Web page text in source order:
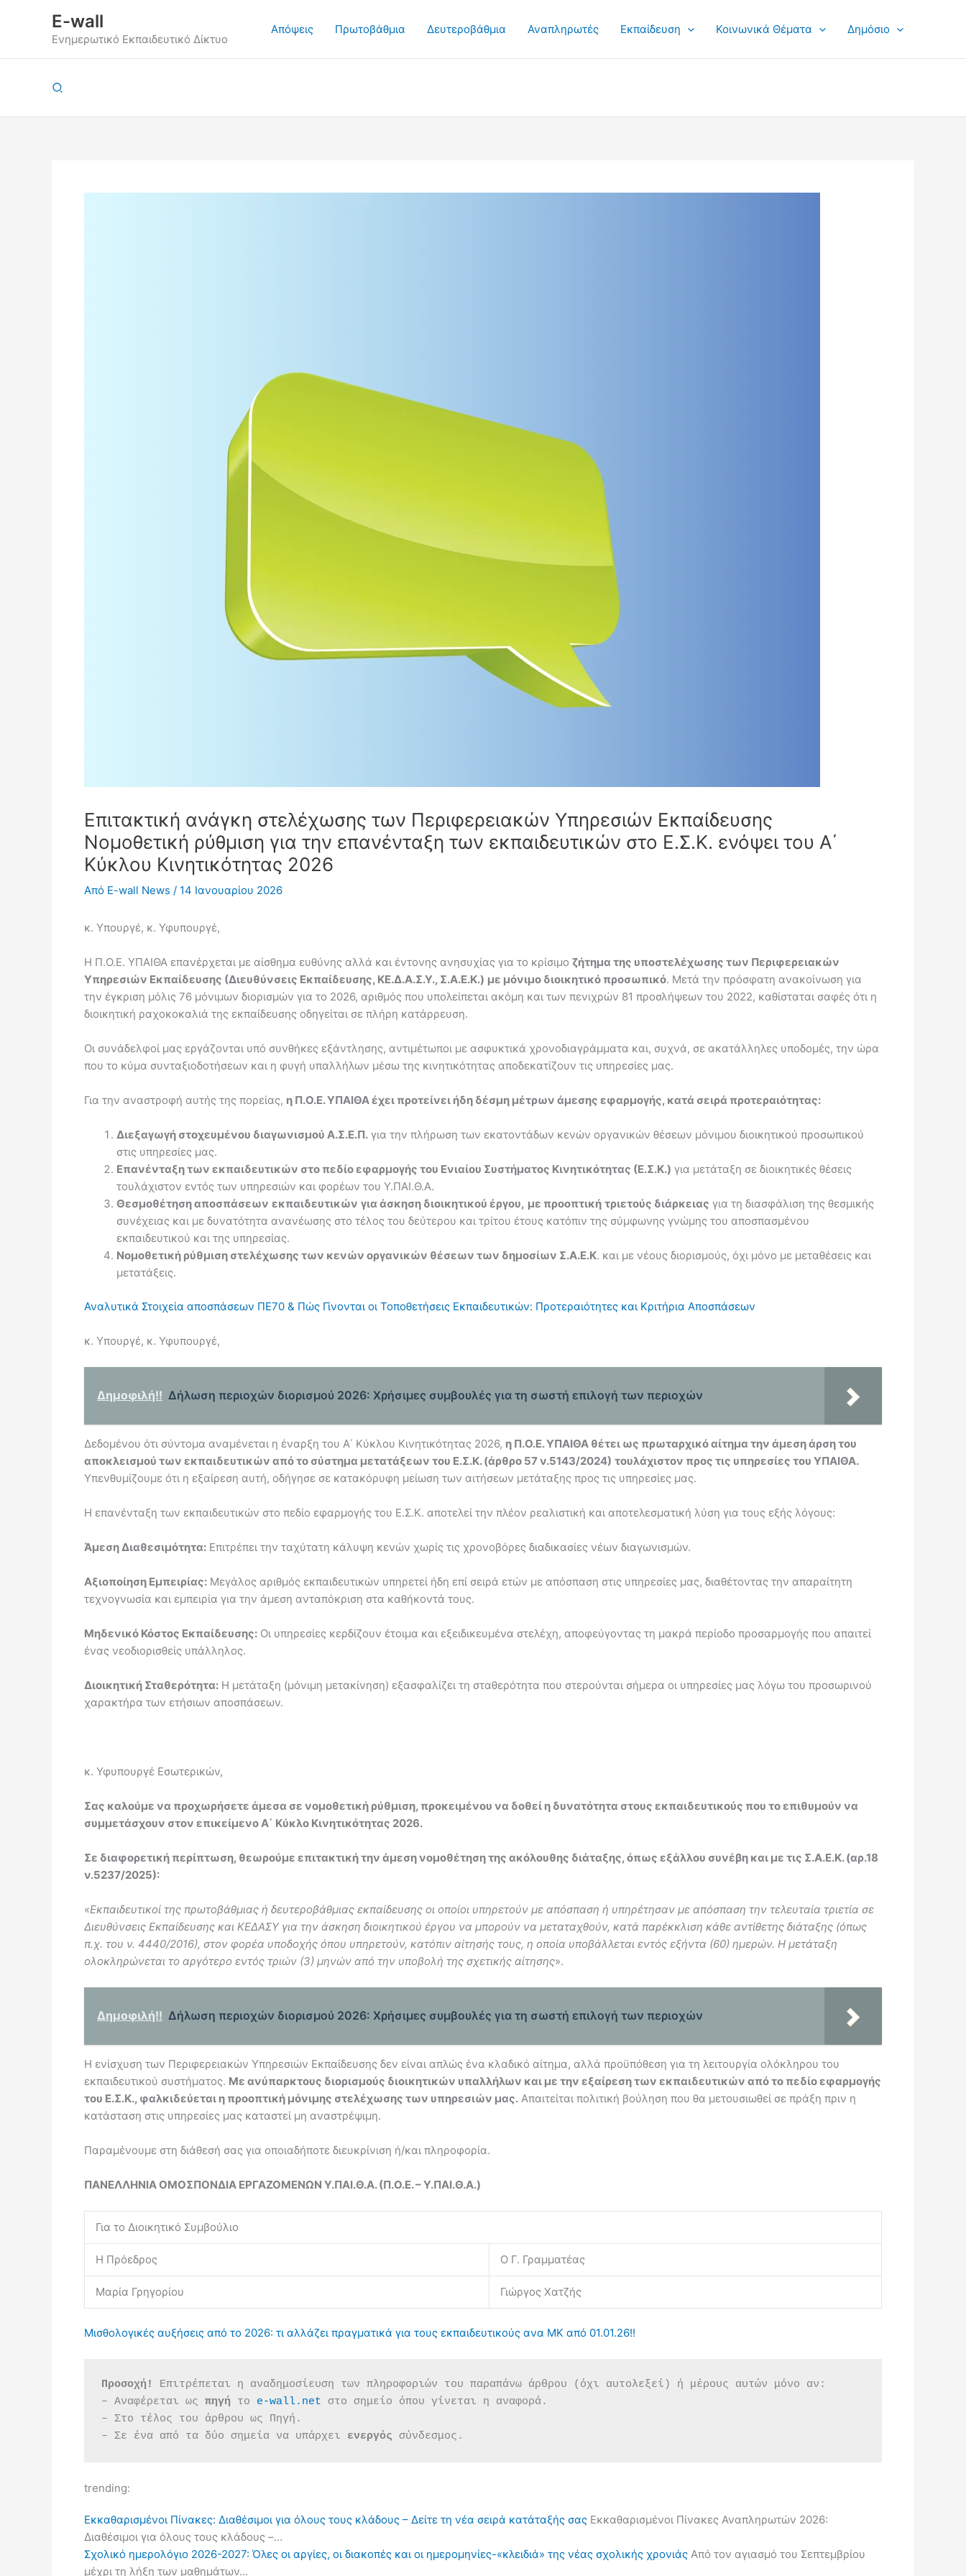
περιεχόμενο
E-wall
Ενημερωτικό Εκπαιδευτικό Δίκτυο
Απόψεις Πρωτοβάθμια Δευτεροβάθμια Αναπληρωτές Εκπαίδευση Κοινωνικά Θέματα Δημόσιο
Αναζήτηση
Επιτακτική ανάγκη στελέχωσης των Περιφερειακών Υπηρεσιών Εκπαίδευσης
Νομοθετική ρύθμιση για την επανένταξη των εκπαιδευτικών στο Ε.Σ.Κ. ενόψει του Α΄
Κύκλου Κινητικότητας 2026
Από E-wall News / 14 Ιανουαρίου 2026
κ. Υπουργέ, κ. Υφυπουργέ,
Η Π.Ο.Ε. ΥΠΑΙΘΑ επανέρχεται με αίσθημα ευθύνης αλλά και έντονης ανησυχίας για το κρίσιμο ζήτημα της υποστελέχωσης των Περιφερειακών
Υπηρεσιών Εκπαίδευσης (Διευθύνσεις Εκπαίδευσης, ΚΕ.Δ.Α.Σ.Υ., Σ.Α.Ε.Κ.) με μόνιμο διοικητικό προσωπικό. Μετά την πρόσφατη ανακοίνωση για
την έγκριση μόλις 76 μόνιμων διορισμών για το 2026, αριθμός που υπολείπεται ακόμη και των πενιχρών 81 προσλήψεων του 2022, καθίσταται σαφές ότι η
διοικητική ραχοκοκαλιά της εκπαίδευσης οδηγείται σε πλήρη κατάρρευση.
Οι συνάδελφοί μας εργάζονται υπό συνθήκες εξάντλησης, αντιμέτωποι με ασφυκτικά χρονοδιαγράμματα και, συχνά, σε ακατάλληλες υποδομές, την ώρα
που το κύμα συνταξιοδοτήσεων και η φυγή υπαλλήλων μέσω της κινητικότητας αποδεκατίζουν τις υπηρεσίες μας.
Για την αναστροφή αυτής της πορείας, η Π.Ο.Ε. ΥΠΑΙΘΑ έχει προτείνει ήδη δέσμη μέτρων άμεσης εφαρμογής, κατά σειρά προτεραιότητας:
Διεξαγωγή στοχευμένου διαγωνισμού Α.Σ.Ε.Π. για την πλήρωση των εκατοντάδων κενών οργανικών θέσεων μόνιμου διοικητικού προσωπικού
στις υπηρεσίες μας.
Επανένταξη των εκπαιδευτικών στο πεδίο εφαρμογής του Ενιαίου Συστήματος Κινητικότητας (Ε.Σ.Κ.) για μετάταξη σε διοικητικές θέσεις
τουλάχιστον εντός των υπηρεσιών και φορέων του Υ.ΠΑΙ.Θ.Α.
Θεσμοθέτηση αποσπάσεων εκπαιδευτικών για άσκηση διοικητικού έργου, με προοπτική τριετούς διάρκειας για τη διασφάλιση της θεσμικής
συνέχειας και με δυνατότητα ανανέωσης στο τέλος του δεύτερου και τρίτου έτους κατόπιν της σύμφωνης γνώμης του αποσπασμένου
εκπαιδευτικού και της υπηρεσίας.
Νομοθετική ρύθμιση στελέχωσης των κενών οργανικών θέσεων των δημοσίων Σ.Α.Ε.Κ. και με νέους διορισμούς, όχι μόνο με μεταθέσεις και
μετατάξεις.
Αναλυτικά Στοιχεία αποσπάσεων ΠΕ70 & Πώς Γίνονται οι Τοποθετήσεις Εκπαιδευτικών: Προτεραιότητες και Κριτήρια Αποσπάσεων
κ. Υπουργέ, κ. Υφυπουργέ,
Δημοφιλή!! Δήλωση περιοχών διορισμού 2026: Χρήσιμες συμβουλές για τη σωστή επιλογή των περιοχών
Δεδομένου ότι σύντομα αναμένεται η έναρξη του Α΄ Κύκλου Κινητικότητας 2026, η Π.Ο.Ε. ΥΠΑΙΘΑ θέτει ως πρωταρχικό αίτημα την άμεση άρση του
αποκλεισμού των εκπαιδευτικών από το σύστημα μετατάξεων του Ε.Σ.Κ. (άρθρο 57 ν.5143/2024) τουλάχιστον προς τις υπηρεσίες του ΥΠΑΙΘΑ.
Υπενθυμίζουμε ότι η εξαίρεση αυτή, οδήγησε σε κατακόρυφη μείωση των αιτήσεων μετάταξης προς τις υπηρεσίες μας.
Η επανένταξη των εκπαιδευτικών στο πεδίο εφαρμογής του Ε.Σ.Κ. αποτελεί την πλέον ρεαλιστική και αποτελεσματική λύση για τους εξής λόγους:
Άμεση Διαθεσιμότητα: Επιτρέπει την ταχύτατη κάλυψη κενών χωρίς τις χρονοβόρες διαδικασίες νέων διαγωνισμών.
Αξιοποίηση Εμπειρίας: Μεγάλος αριθμός εκπαιδευτικών υπηρετεί ήδη επί σειρά ετών με απόσπαση στις υπηρεσίες μας, διαθέτοντας την απαραίτητη
τεχνογνωσία και εμπειρία για την άμεση ανταπόκριση στα καθήκοντά τους.
Μηδενικό Κόστος Εκπαίδευσης: Οι υπηρεσίες κερδίζουν έτοιμα και εξειδικευμένα στελέχη, αποφεύγοντας τη μακρά περίοδο προσαρμογής που απαιτεί
ένας νεοδιορισθείς υπάλληλος.
Διοικητική Σταθερότητα: Η μετάταξη (μόνιμη μετακίνηση) εξασφαλίζει τη σταθερότητα που στερούνται σήμερα οι υπηρεσίες μας λόγω του προσωρινού
χαρακτήρα των ετήσιων αποσπάσεων.
κ. Υφυπουργέ Εσωτερικών,
Σας καλούμε να προχωρήσετε άμεσα σε νομοθετική ρύθμιση, προκειμένου να δοθεί η δυνατότητα στους εκπαιδευτικούς που το επιθυμούν να
συμμετάσχουν στον επικείμενο Α΄ Κύκλο Κινητικότητας 2026.
Σε διαφορετική περίπτωση, θεωρούμε επιτακτική την άμεση νομοθέτηση της ακόλουθης διάταξης, όπως εξάλλου συνέβη και με τις Σ.Α.Ε.Κ. (αρ.18
ν.5237/2025):
«Εκπαιδευτικοί της πρωτοβάθμιας ή δευτεροβάθμιας εκπαίδευσης οι οποίοι υπηρετούν με απόσπαση ή υπηρέτησαν με απόσπαση την τελευταία τριετία σε
Διευθύνσεις Εκπαίδευσης και ΚΕΔΑΣΥ για την άσκηση διοικητικού έργου να μπορούν να μεταταχθούν, κατά παρέκκλιση κάθε αντίθετης διάταξης (όπως
π.χ. του ν. 4440/2016), στον φορέα υποδοχής όπου υπηρετούν, κατόπιν αίτησής τους, η οποία υποβάλλεται εντός εξήντα (60) ημερών. Η μετάταξη
ολοκληρώνεται το αργότερο εντός τριών (3) μηνών από την υποβολή της σχετικής αίτησης».
Δημοφιλή!! Δήλωση περιοχών διορισμού 2026: Χρήσιμες συμβουλές για τη σωστή επιλογή των περιοχών
Η ενίσχυση των Περιφερειακών Υπηρεσιών Εκπαίδευσης δεν είναι απλώς ένα κλαδικό αίτημα, αλλά προϋπόθεση για τη λειτουργία ολόκληρου του
εκπαιδευτικού συστήματος. Με ανύπαρκτους διορισμούς διοικητικών υπαλλήλων και με την εξαίρεση των εκπαιδευτικών από το πεδίο εφαρμογής
του Ε.Σ.Κ., φαλκιδεύεται η προοπτική μόνιμης στελέχωσης των υπηρεσιών μας. Απαιτείται πολιτική βούληση που θα μετουσιωθεί σε πράξη πριν η
κατάσταση στις υπηρεσίες μας καταστεί μη αναστρέψιμη.
Παραμένουμε στη διάθεσή σας για οποιαδήποτε διευκρίνιση ή/και πληροφορία.
ΠΑΝΕΛΛΗΝΙΑ ΟΜΟΣΠΟΝΔΙΑ ΕΡΓΑΖΟΜΕΝΩΝ Υ.ΠΑΙ.Θ.Α. (Π.Ο.Ε. – Υ.ΠΑΙ.Θ.Α.)
Για το Διοικητικό Συμβούλιο
Η Πρόεδρος Ο Γ. Γραμματέας
Μαρία Γρηγορίου Γιώργος Χατζής
Μισθολογικές αυξήσεις από το 2026: τι αλλάζει πραγματικά για τους εκπαιδευτικούς ανα ΜΚ από 01.01.26!!
Προσοχή!
Επιτρέπεται η αναδημοσίευση των πληροφοριών του παραπάνω άρθρου (όχι αυτολεξεί) ή μέρους αυτών μόνο αν:
– Αναφέρεται ως πηγή το e-wall.net στο σημείο όπου γίνεται η αναφορά.
– Στο τέλος του άρθρου ως Πηγή.
– Σε ένα από τα δύο σημεία να υπάρχει ενεργός σύνδεσμος.
trending:
Εκκαθαρισμένοι Πίνακες: Διαθέσιμοι για όλους τους κλάδους – Δείτε τη νέα σειρά κατάταξής σας Εκκαθαρισμένοι Πίνακες Αναπληρωτών 2026:
Διαθέσιμοι για όλους τους κλάδους –…
Σχολικό ημερολόγιο 2026-2027: Όλες οι αργίες, οι διακοπές και οι ημερομηνίες-«κλειδιά» της νέας σχολικής χρονιάς Από τον αγιασμό του Σεπτεμβρίου
μέχρι τη λήξη των μαθημάτων…